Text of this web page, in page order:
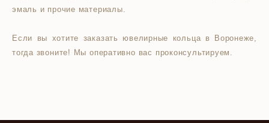
эмаль и прочие материалы.
Если вы хотите заказать ювелирные кольца в Воронеже,
тогда звоните! Мы оперативно вас проконсультируем.